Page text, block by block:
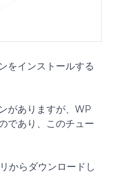
をインストールする
がありますが、WP
であり、このチュー
からダウンロードし